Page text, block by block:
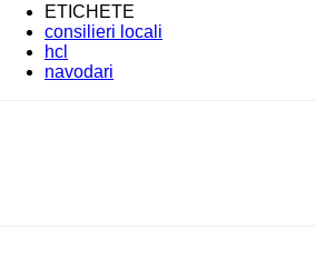
ETICHETE
consilieri locali
hcl
navodari